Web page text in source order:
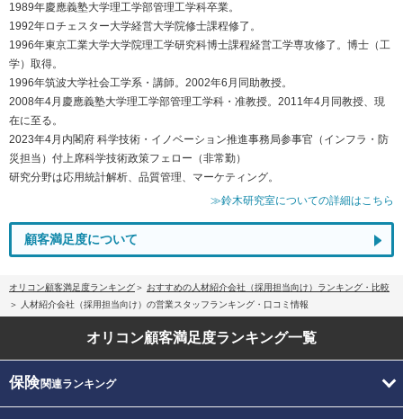
1989年慶應義塾大学理工学部管理工学科卒業。
1992年ロチェスター大学経営大学院修士課程修了。
1996年東京工業大学大学院理工学研究科博士課程経営工学専攻修了。博士（工
学）取得。
1996年筑波大学社会工学系・講師。2002年6月同助教授。
2008年4月慶應義塾大学理工学部管理工学科・准教授。2011年4月同教授、現
在に至る。
2023年4月内閣府 科学技術・イノベーション推進事務局参事官（インフラ・防
災担当）付上席科学技術政策フェロー（非常勤）
研究分野は応用統計解析、品質管理、マーケティング。
≫鈴木研究室についての詳細はこちら
顧客満足度について
オリコン顧客満足度ランキング
おすすめの人材紹介会社（採用担当向け）ランキング・比較
人材紹介会社（採用担当向け）の営業スタッフランキング・口コミ情報
オリコン顧客満足度ランキング一覧
保険関連ランキング